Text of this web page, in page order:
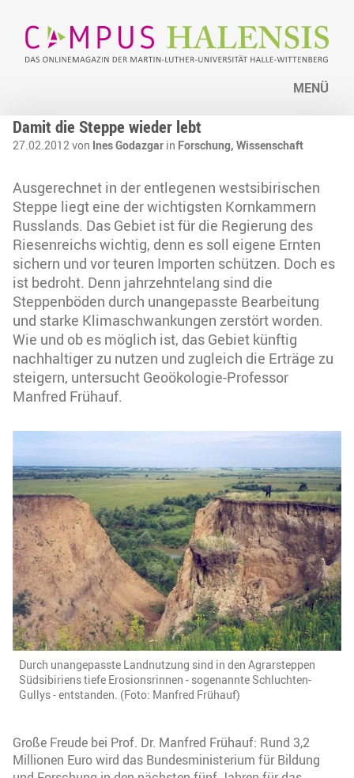
MENÜ
Damit die Steppe wieder lebt
27.02.2012 von Ines Godazgar in Forschung, Wissenschaft
Ausgerechnet in der entlegenen westsibirischen
Steppe liegt eine der wichtigsten Kornkammern
Russlands. Das Gebiet ist für die Regierung des
Riesenreichs wichtig, denn es soll eigene Ernten
sichern und vor teuren Importen schützen. Doch es
ist bedroht. Denn jahrzehntelang sind die
Steppenböden durch unangepasste Bearbeitung
und starke Klimaschwankungen zerstört worden.
Wie und ob es möglich ist, das Gebiet künftig
nachhaltiger zu nutzen und zugleich die Erträge zu
steigern, untersucht Geoökologie-Professor
Manfred Frühauf.
Durch unangepasste Landnutzung sind in den Agrarsteppen
Südsibiriens tiefe Erosionsrinnen - sogenannte Schluchten-
Gullys - entstanden. (Foto: Manfred Frühauf)
Große Freude bei Prof. Dr. Manfred Frühauf: Rund 3,2
Millionen Euro wird das Bundesministerium für Bildung